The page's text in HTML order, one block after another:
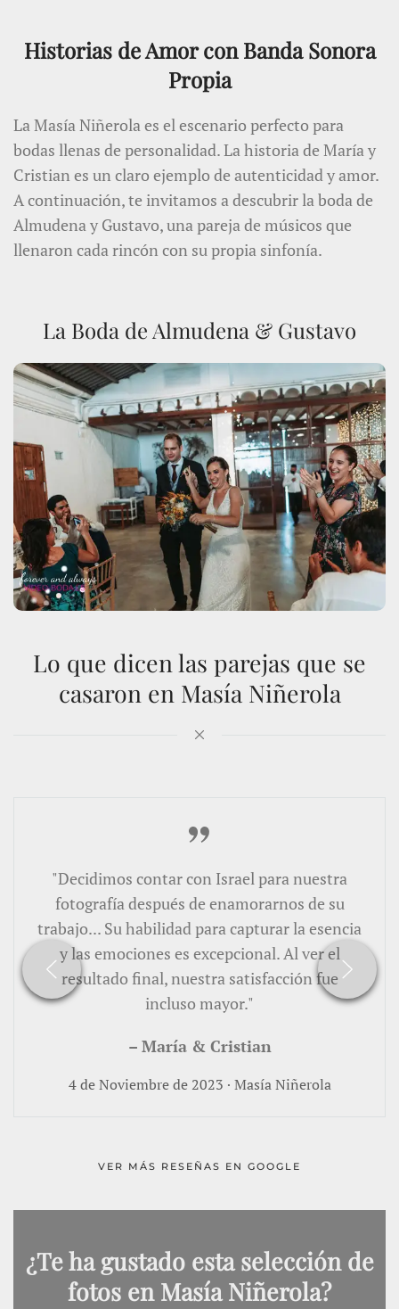
Historias de Amor con Banda Sonora
Propia
La Masía Niñerola es el escenario perfecto para
bodas llenas de personalidad. La historia de María y
Cristian es un claro ejemplo de autenticidad y amor.
A continuación, te invitamos a descubrir la boda de
Almudena y Gustavo, una pareja de músicos que
llenaron cada rincón con su propia sinfonía.
La Boda de Almudena & Gustavo
Lo que dicen las parejas que se
casaron en Masía Niñerola
"Decidimos contar con Israel para nuestra
fotografía después de enamorarnos de su
trabajo... Su habilidad para capturar la esencia
y las emociones es excepcional. Al ver el
resultado final, nuestra satisfacción fue
incluso mayor."
– María & Cristian
4 de Noviembre de 2023 · Masía Niñerola
VER MÁS RESEÑAS EN GOOGLE
¿Te ha gustado esta selección de
fotos en Masía Niñerola?